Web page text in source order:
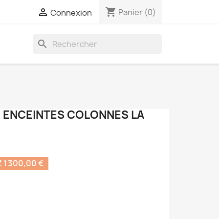
 Connexion shopping_cart Panier (0)
search
COLONNES LA
1 300,00 €